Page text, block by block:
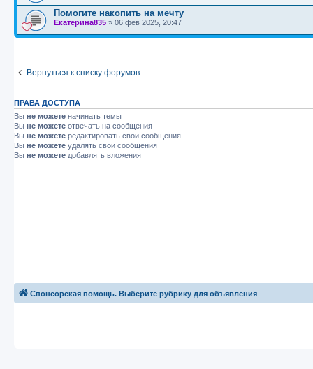
Помогите накопить на мечту
Екатерина835 » 06 фев 2025, 20:47
Вернуться к списку форумов
ПРАВА ДОСТУПА
Вы не можете начинать темы
Вы не можете отвечать на сообщения
Вы не можете редактировать свои сообщения
Вы не можете удалять свои сообщения
Вы не можете добавлять вложения
Спонсорская помощь. Выберите рубрику для объявления